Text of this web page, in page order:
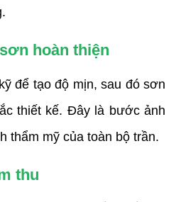
hoàn thiện
để tạo độ mịn, sau đó sơn
thiết kế. Đây là bước ảnh
thẩm mỹ của toàn bộ trần.
thu